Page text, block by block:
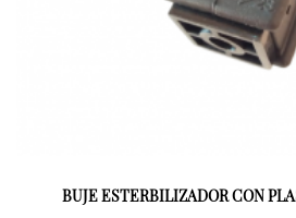
BUJE ESTERBILIZADOR CON